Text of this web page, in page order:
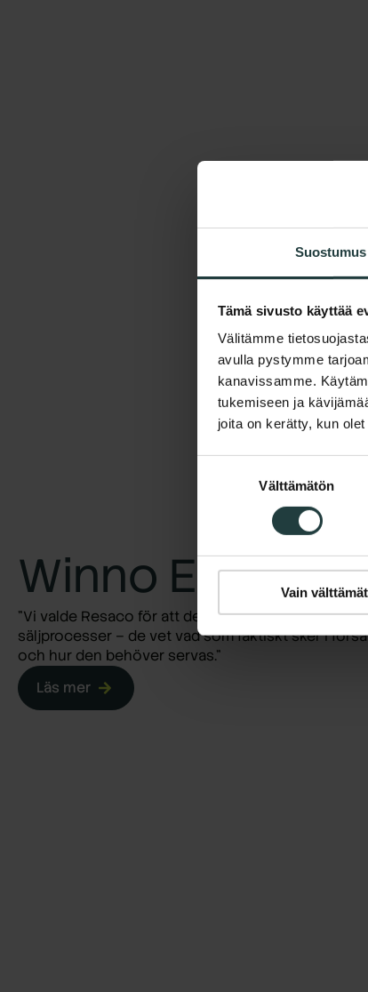
Suostumus
Tämä sivusto käyttää
Välitämme
avulla pystymme
kanavissamme.
tukemiseen ja
joita on kerätty, kun
Välttämätön
Vain
Winno Energy
”Vi valde Resaco för att de har en genuin
säljprocesser – de vet vad som faktiskt sker i
och hur den behöver servas.”
Läs mer